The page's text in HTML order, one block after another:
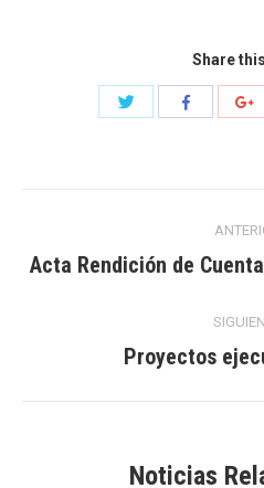
Share
CompartirCompartir
entre
publicaciones
Acta Rendición de
Proyectos
Noticias